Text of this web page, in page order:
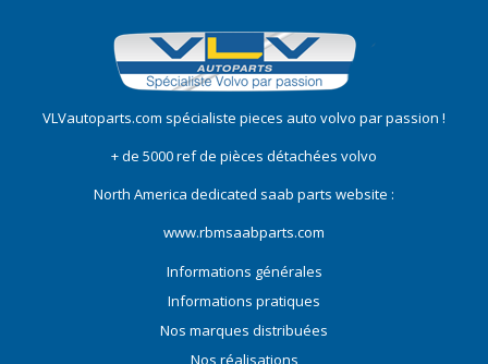
VLVautoparts.com spécialiste pieces auto volvo par passion !
+ de 5000 ref de pièces détachées volvo
North America dedicated saab parts website :
www.rbmsaabparts.com
Informations générales
Informations pratiques
Nos marques distribuées
Nos réalisations